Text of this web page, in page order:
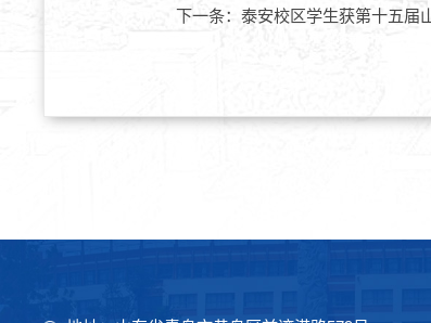
下一条： 泰安校区学生获第十五届